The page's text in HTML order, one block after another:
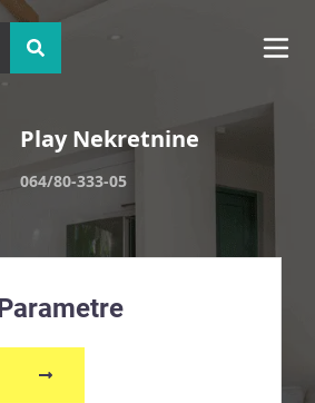
Play Nekretnine
064/80-333-05